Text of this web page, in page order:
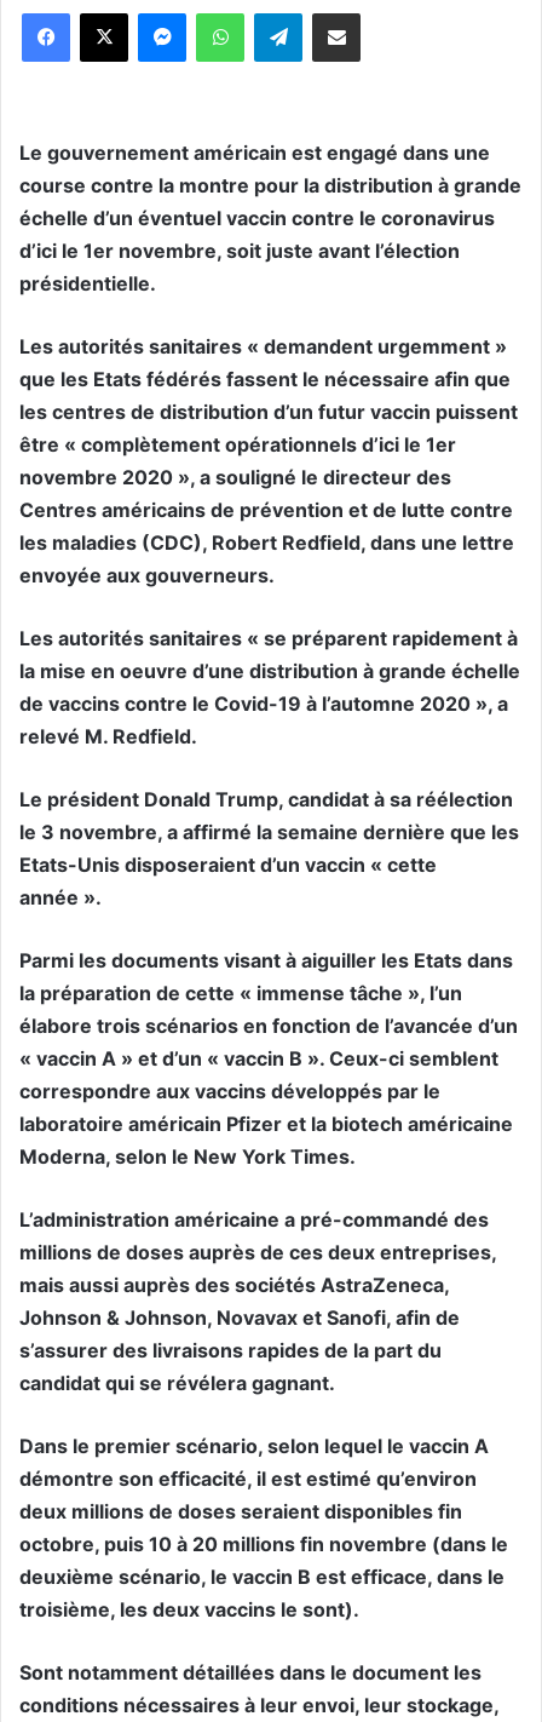
WhatsApp Telegram
Le gouvernement américain est engagé dans une
course contre la montre pour la distribution à grande
échelle d’un éventuel vaccin contre le coronavirus
d’ici le 1er novembre, soit juste avant l’élection
présidentielle.
Les autorités sanitaires « demandent urgemment »
que les Etats fédérés fassent le nécessaire afin que
les centres de distribution d’un futur vaccin puissent
être « complètement opérationnels d’ici le 1er
novembre 2020 », a souligné le directeur des
Centres américains de prévention et de lutte contre
les maladies (CDC), Robert Redfield, dans une lettre
envoyée aux gouverneurs.
Les autorités sanitaires « se préparent rapidement à
la mise en oeuvre d’une distribution à grande échelle
de vaccins contre le Covid-19 à l’automne 2020 », a
relevé M. Redfield.
Le président Donald Trump, candidat à sa réélection
le 3 novembre, a affirmé la semaine dernière que les
Etats-Unis disposeraient d’un vaccin « cette
année ».
Parmi les documents visant à aiguiller les Etats dans
la préparation de cette « immense tâche », l’un
élabore trois scénarios en fonction de l’avancée d’un
« vaccin A » et d’un « vaccin B ». Ceux-ci semblent
correspondre aux vaccins développés par le
laboratoire américain Pfizer et la biotech américaine
Moderna, selon le New York Times.
L’administration américaine a pré-commandé des
millions de doses auprès de ces deux entreprises,
mais aussi auprès des sociétés AstraZeneca,
Johnson & Johnson, Novavax et Sanofi, afin de
s’assurer des livraisons rapides de la part du
candidat qui se révélera gagnant.
Dans le premier scénario, selon lequel le vaccin A
démontre son efficacité, il est estimé qu’environ
deux millions de doses seraient disponibles fin
octobre, puis 10 à 20 millions fin novembre (dans le
deuxième scénario, le vaccin B est efficace, dans le
troisième, les deux vaccins le sont).
Sont notamment détaillées dans le document les
conditions nécessaires à leur envoi, leur stockage,